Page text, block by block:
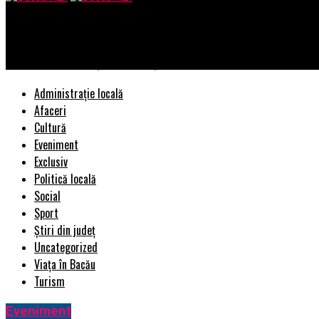
Administrație locală
Afaceri
Cultură
Eveniment
Exclusiv
Politică locală
Social
Sport
Știri din județ
Uncategorized
Viața în Bacău
Turism
Eveniment